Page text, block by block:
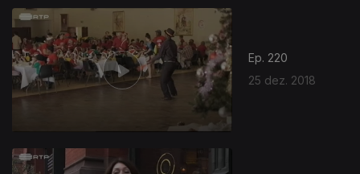
Ep. 220
25 dez. 2018